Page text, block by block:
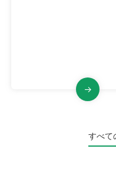
すべて